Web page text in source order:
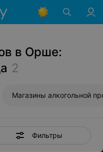
в Орше:
2
Фильтры